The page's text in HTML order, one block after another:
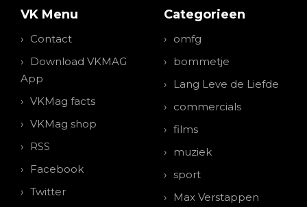
VK Menu
Contact
Download VKMAG
App
VKMag facts
VKMag shop
RSS
Facebook
Twitter
Categorieen
omfg
bommetje
Lang Leve de Liefde
commercials
films
muziek
sport
Max Verstappen